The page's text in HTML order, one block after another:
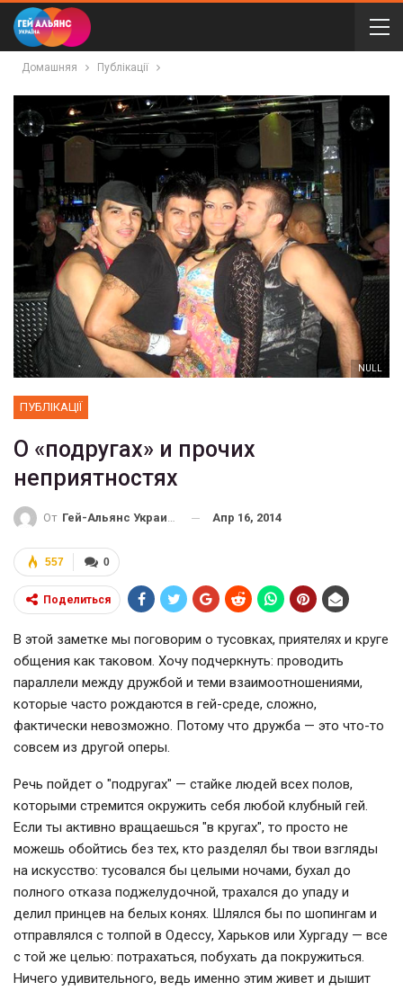
Домашняя Публікації
NULL
ПУБЛІКАЦІЇ
О «подругах» и прочих
неприятностях
От Гей-Альянс Украина Апр 16, 2014
0
557
Поделиться
В этой заметке мы поговорим о тусовках, приятелях и круге
общения как таковом. Хочу подчеркнуть: проводить
параллели между дружбой и теми взаимоотношениями,
которые часто рождаются в гей-среде, сложно,
фактически невозможно. Потому что дружба — это что-то
совсем из другой оперы.
Речь пойдет о "подругах" — стайке людей всех полов,
которыми стремится окружить себя любой клубный гей.
Если ты активно вращаешься "в кругах", то просто не
можешь обойтись без тех, кто разделял бы твои взгляды
на искусство: тусовался бы целыми ночами, бухал до
полного отказа поджелудочной, трахался до упаду и
делил принцев на белых конях. Шлялся бы по шопингам и
отправлялся с толпой в Одессу, Харьков или Хургаду — все
с той же целью: потрахаться, побухать да покружиться.
Ничего удивительного, ведь именно этим живет и дышит